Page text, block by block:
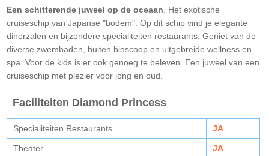
Een schitterende juweel op de oceaan . Het exotische
cruiseschip van Japanse "bodem". Op dit schip vind je elegante
dinerzalen en bijzondere specialiteiten restaurants. Geniet van de
diverse zwembaden, buiten bioscoop en uitgebreide wellness en
spa. Voor de kids is er ook genoeg te beleven. Een juweel van een
cruiseschip met plezier voor jong en oud.
Faciliteiten Diamond Princess
Specialiteiten Restaurants JA
Theater JA